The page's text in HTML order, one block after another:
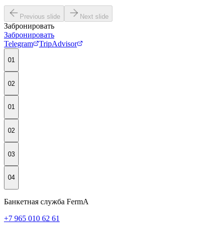
Previous slide Next slide
Забронировать
Забронировать
Telegram
TripAdvisor
01
02
01
02
03
04
Банкетная служба FermA
+7 965 010 62 61